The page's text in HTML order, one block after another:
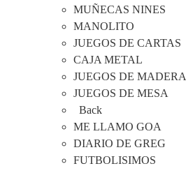
MUÑECAS NINES
MANOLITO
JUEGOS DE CARTAS
CAJA METAL
JUEGOS DE MADERA
JUEGOS DE MESA
Back
ME LLAMO GOA
DIARIO DE GREG
FUTBOLISIMOS